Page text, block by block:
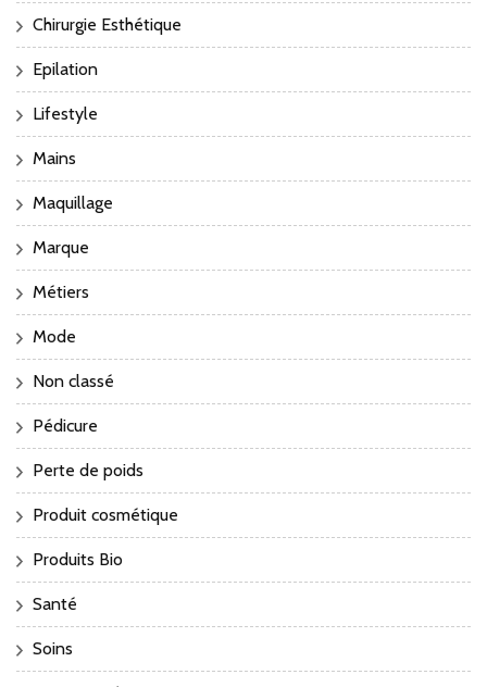
Chirurgie Esthétique
Epilation
Lifestyle
Mains
Maquillage
Marque
Métiers
Mode
Non classé
Pédicure
Perte de poids
Produit cosmétique
Produits Bio
Santé
Soins